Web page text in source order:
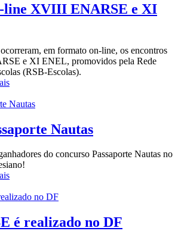
line XVIII ENARSE e XI
em formato on-line, os encontros
e XI ENEL, promovidos pela Rede
(RSB-Escolas).
Nautas
do concurso Passaporte Nautas no
é realizado no DF